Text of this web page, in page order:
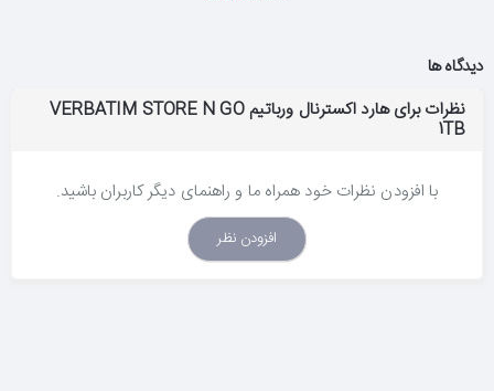
وجود نرم‌افزار
یا زمان‌بندی‌شدهرا فراهم می‌کند تا خیال‌تان از بابت اطلاعات مهم راحت
باشد. همچنین قابلیت
کمک می‌کند.
این هارد اکسترنال به‌صورت پیش‌فرض با فرمت
سازگاری کامل دارد. اگر به‌دنبال یک هارد
دیدگاه ها
نظرات برای هارد اکسترنال ورباتیم VERBATIM STORE N GO
1TB
با افزودن نظرات خود همراه ما و راهنمای دیگر کاربران باشید.
افزودن نظر